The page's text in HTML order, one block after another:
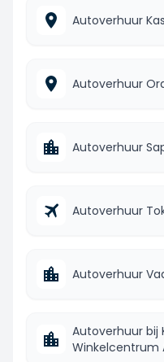
Autoverhuur
Autoverhuur
Autoverhuur
Autoverhuur
Autoverhuur
Autoverhuur bij
Winkelcentrum